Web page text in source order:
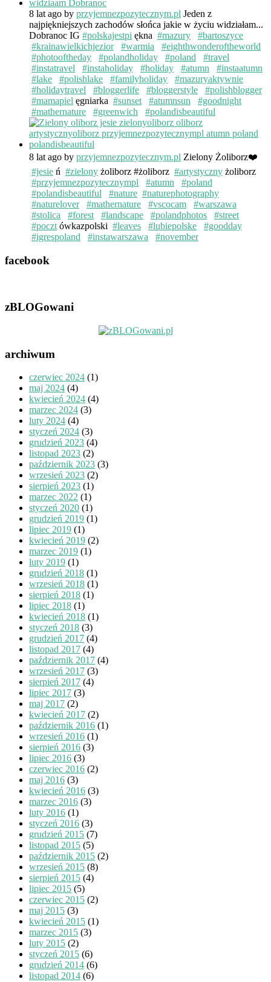
8 lat ago by przyjemnezpozytecznym.pl Jeden z
najpiękniejszych zachodów słońca jakie w życiu widziałam...
Dobranoc IG #polskajestpi ękna #mazury
#bartoszyce
#krainawielkichjezior
#warmia
#eighthwonderoftheworld
#photooftheday
#polandholiday #poland
#travel
#instatravel
#instaholiday #holiday #atumn
#instaatumn
#lake
#polishlake #familyholiday
#mazuryaktywnie
#holidaytravel
#bloggerlife #bloggerstyle
#polishblogger
#mamapiel ęgniarka #sunset #atumnsun
#goodnight
#mathernature
#greenwich #polandisbeautiful
8 lat ago by przyjemnezpozytecznym.pl Zielony Żoliborz❤️
#jesie ń #zielony żoliborz #żoliborz #artystyczny żoliborz
#przyjemnezpozytecznympl
#atumn
#poland
#polandisbeautiful
#nature #naturephotography
#naturelover
#mathernature #vscocam
#warszawa
#stolica
#forest #landscape #polandphotos
#street
#poczt ówkazpolski #leaves #lubiepolske
#goodday
#igrespoland
#instawarszawa #november
facebook
zBLOGowani
archiwum
czerwiec 2024 (1)
maj 2024 (4)
kwiecień 2024 (4)
marzec 2024 (3)
luty 2024 (4)
styczeń 2024 (3)
grudzień 2023 (4)
listopad 2023 (2)
październik 2023 (3)
wrzesień 2023 (2)
sierpień 2023 (1)
marzec 2022 (1)
styczeń 2020 (1)
grudzień 2019 (1)
lipiec 2019 (1)
kwiecień 2019 (2)
marzec 2019 (1)
luty 2019 (1)
grudzień 2018 (1)
wrzesień 2018 (1)
sierpień 2018 (1)
lipiec 2018 (1)
kwiecień 2018 (1)
styczeń 2018 (3)
grudzień 2017 (4)
listopad 2017 (4)
październik 2017 (4)
wrzesień 2017 (3)
sierpień 2017 (4)
lipiec 2017 (3)
maj 2017 (2)
kwiecień 2017 (2)
październik 2016 (1)
wrzesień 2016 (1)
sierpień 2016 (3)
lipiec 2016 (3)
czerwiec 2016 (2)
maj 2016 (3)
kwiecień 2016 (3)
marzec 2016 (3)
luty 2016 (1)
styczeń 2016 (3)
grudzień 2015 (7)
listopad 2015 (5)
październik 2015 (2)
wrzesień 2015 (8)
sierpień 2015 (4)
lipiec 2015 (5)
czerwiec 2015 (2)
maj 2015 (3)
kwiecień 2015 (1)
marzec 2015 (3)
luty 2015 (2)
styczeń 2015 (6)
grudzień 2014 (6)
listopad 2014 (6)